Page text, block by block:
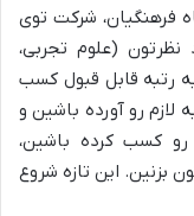
فرهنگیان، شرکت توی
(علوم تجربی،
رتبه قابل قبول کسب
لازم رو آورده باشین و
رو کسب کرده باشین،
بزنین. این تازه شروع